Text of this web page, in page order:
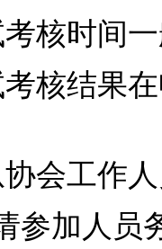
时间一
结果在
工作人
加人员务